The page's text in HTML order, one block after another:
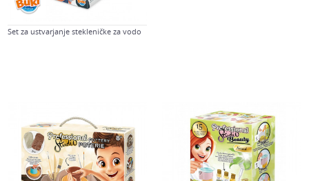
Set za ustvarjanje stekleničke za vodo